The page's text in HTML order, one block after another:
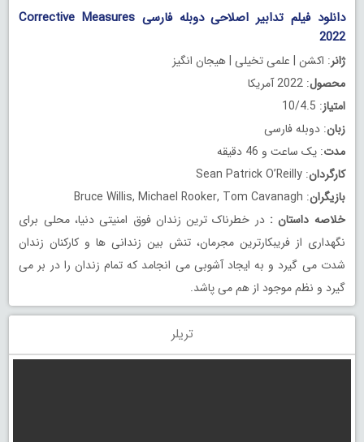
دانلود فیلم تدابیر اصلاحی دوبله فارسی Corrective Measures
2022
ژانر: اکشن | علمی تخیلی | هیجان انگیز
محصول: 2022 آمریکا
امتیاز: 10/4.5
زبان: دوبله فارسی
مدت: یک ساعت و 46 دقیقه
کارگردان: Sean Patrick O’Reilly
بازیگران: Bruce Willis, Michael Rooker, Tom Cavanagh
خلاصه داستان : در خطرناک ترین زندان فوق امنیتی دنیا، محلی برای
نگهداری از فریبکارترین مجرمان، تنش بین زندانی ها و کارکنان زندان
شدت می گیرد و به ایجاد آشوبی می انجامد که تمام زندان را در بر می
گیرد و نظم موجود از هم می پاشد.
تریلر